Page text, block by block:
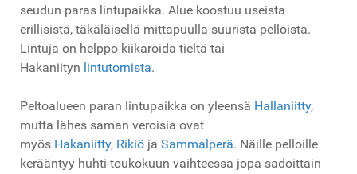
seudun paras lintupaikka. Alue koostuu useista
erillisistä, täkäläisellä mittapuulla suurista pelloista.
Lintuja on helppo kiikaroida tieltä tai
Hakaniityn lintutornista.
Peltoalueen paran lintupaikka on yleensä Hallaniitty,
mutta lähes saman veroisia ovat
myös Hakaniitty, Rikiö ja Sammalperä. Näille pelloille
kerääntyy huhti-toukokuun vaihteessa jopa sadoittain